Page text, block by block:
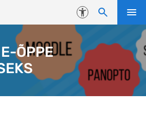
Juurdepääsetavus
ÕPPE